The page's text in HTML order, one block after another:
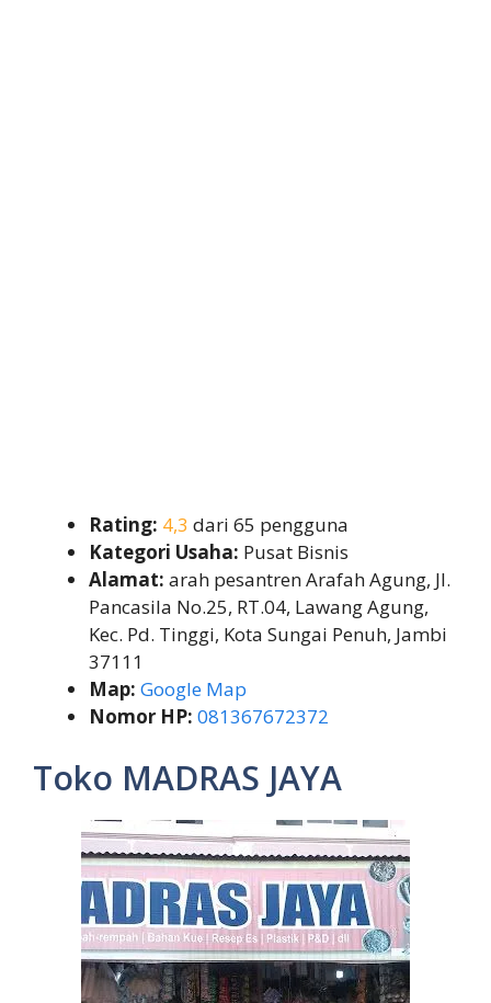
Rating: 4,3 dari 65 pengguna
Kategori Usaha: Pusat Bisnis
Alamat: arah pesantren Arafah Agung, Jl.
Pancasila No.25, RT.04, Lawang Agung,
Kec. Pd. Tinggi, Kota Sungai Penuh, Jambi
37111
Map: Google Map
Nomor HP: 081367672372
Toko MADRAS JAYA